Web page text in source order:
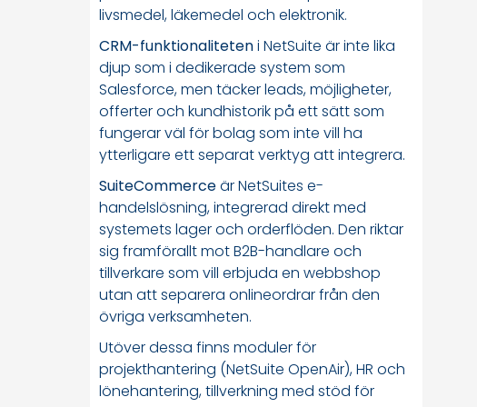
livsmedel, läkemedel och elektronik.
CRM-funktionaliteteni NetSuite är inte lika
djup som i dedikerade system som
Salesforce, men täcker leads, möjligheter,
offerter och kundhistorik på ett sätt som
fungerar väl för bolag som inte vill ha
ytterligare ett separat verktyg att integrera.
SuiteCommerceär NetSuites e-
handelslösning, integrerad direkt med
systemets lager och orderflöden. Den riktar
sig framförallt mot B2B-handlare och
tillverkare som vill erbjuda en webbshop
utan att separera onlineordrar från den
övriga verksamheten.
Utöver dessa finns moduler för
projekthantering (NetSuite OpenAir), HR och
lönehantering, tillverkning med stöd för